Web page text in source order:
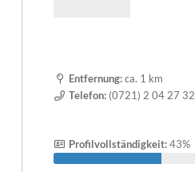
Selbstständig seit mindestens
Entfernung:ca. 1 km
Telefon:(0721) 2 04 27 32
Profilvollständigkeit:43%